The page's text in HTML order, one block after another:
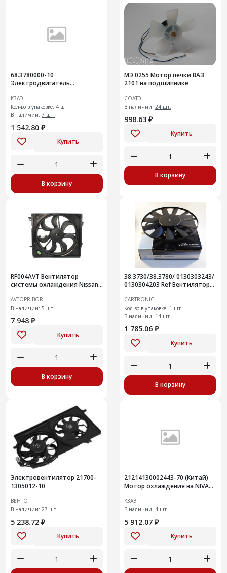
68.3780000-10
Электродвигатель
КЗАЭ
Кол-во в упаковке: 4 шт.
В наличии: 7 шт.
1 542.80 ₽
Купить
В корзину
МЭ 0255 Мотор печки ВАЗ
2101 на подшипнике
СОАТЭ
В наличии: 24 шт.
998.63 ₽
Купить
В корзину
RF004AVT Вентилятор
системы охлаждения Nissan
AVTOPRIBOR
В наличии: 5 шт.
7 948 ₽
Купить
В корзину
38.3730/38.3780/ 0130303243/
0130304203 Ref Вентилятор
CTR0101472
CARTRONIC
Кол-во в упаковке: 1 шт.
В наличии: 14 шт.
1 785.06 ₽
Купить
В корзину
Электровентилятор 21700-
1305012-10
ВЕНТО
В наличии: 27 шт.
5 238.72 ₽
Купить
21214130002443-70 (Китай)
Мотор охлаждения на NIVA
КЗАЭ
В наличии: 4 шт.
5 912.07 ₽
Купить